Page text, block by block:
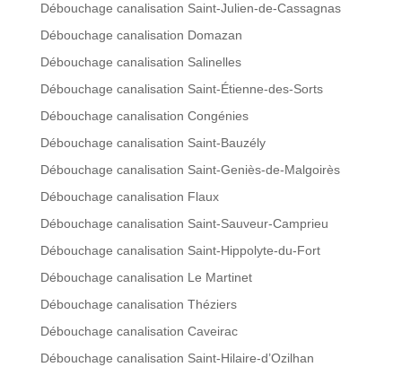
Débouchage canalisation Saint-Julien-de-Cassagnas
Débouchage canalisation Domazan
Débouchage canalisation Salinelles
Débouchage canalisation Saint-Étienne-des-Sorts
Débouchage canalisation Congénies
Débouchage canalisation Saint-Bauzély
Débouchage canalisation Saint-Geniès-de-Malgoirès
Débouchage canalisation Flaux
Débouchage canalisation Saint-Sauveur-Camprieu
Débouchage canalisation Saint-Hippolyte-du-Fort
Débouchage canalisation Le Martinet
Débouchage canalisation Théziers
Débouchage canalisation Caveirac
Débouchage canalisation Saint-Hilaire-d’Ozilhan